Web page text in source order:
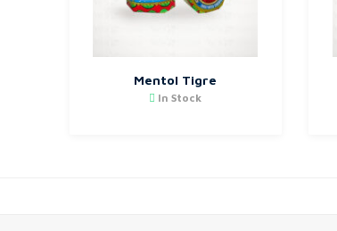
Mentol Tigre
In Stock